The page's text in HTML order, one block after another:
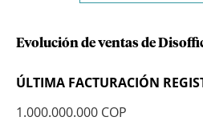
Evolución de ventas de
ÚLTIMA FACTURACIÓN
1.000.000.000 COP